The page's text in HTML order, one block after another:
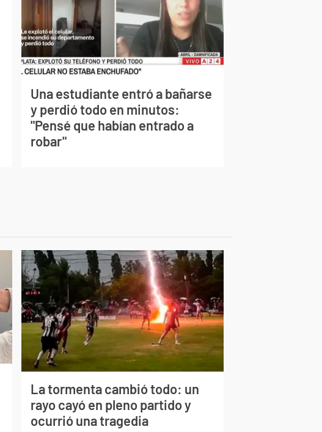
Una estudiante entró a bañarse
y perdió todo en minutos:
"Pensé que habían entrado a
robar"
La tormenta cambió todo: un
rayo cayó en pleno partido y
ocurrió una tragedia